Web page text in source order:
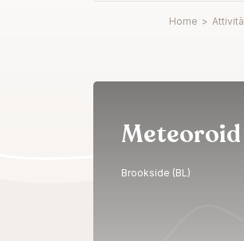
Home > Attività
Meteoroid
Brookside (BL)